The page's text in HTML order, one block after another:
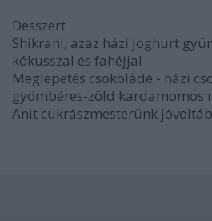
Desszert
Shikrani, azaz házi joghurt
kókusszal és fahéjjal
Meglepetés csokoládé - házi
gyömbéres-zöld kardamomos
Anit cukrászmesterünk